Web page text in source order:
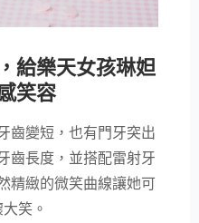
給樂天女孩琳妲
笑容
齒變短，也有門牙突出
齒長度，並搭配雷射牙
精緻的微笑曲線讓她可
笑。